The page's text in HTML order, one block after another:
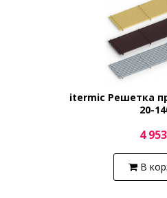
itermic Решетка
20-
4
В